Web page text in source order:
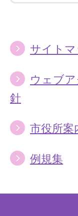
サイト
ウェブ
針
市役所案
例規集